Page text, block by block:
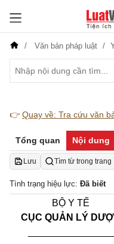
Văn bản pháp luật
👉 Quay về: Tra cứu văn
Tổng quan Nội dung
Lưu Tìm từ trong trang
Tình trạng hiệu lực: Đã biết
BỘ Y TẾ
CỤC QUẢN LÝ